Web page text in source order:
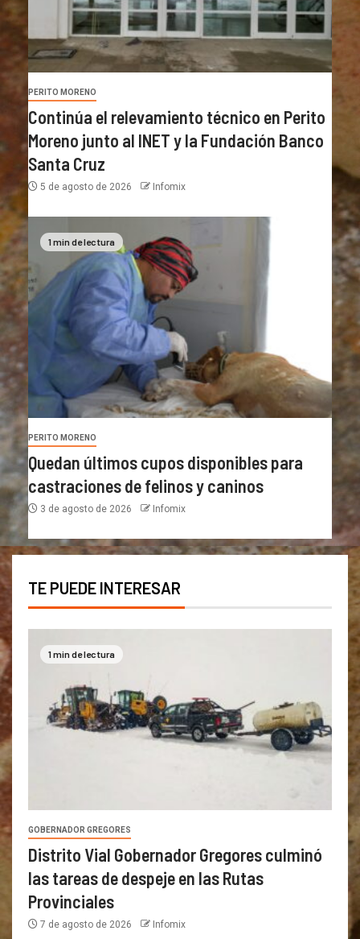
PERITO MORENO
Continúa el relevamiento técnico en Perito
Moreno junto al INET y la Fundación Banco
Santa Cruz
5 de agosto de 2026 Infomix
1 min de lectura
PERITO MORENO
Quedan últimos cupos disponibles para
castraciones de felinos y caninos
3 de agosto de 2026 Infomix
TE PUEDE INTERESAR
1 min de lectura
GOBERNADOR GREGORES
Distrito Vial Gobernador Gregores culminó
las tareas de despeje en las Rutas
Provinciales
7 de agosto de 2026 Infomix